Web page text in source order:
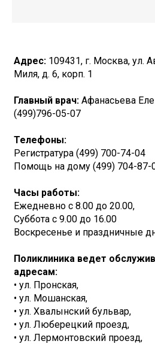
Адрес: 109431, г. Москва, ул.
Миля, д. 6, корп. 1
Главный врач: Афанасьева
(499)796-05-07
Телефоны:
Регистратура (499) 700-74-04
Помощь на дому (499) 704-87-
Часы работы:
Ежедневно с 8.00 до 20.00,
Суббота с 9.00 до 16.00
Воскресенье и праздничные
Поликлиника ведет
адресам:
• ул. Пронская,
• ул. Мошанская,
• ул. Хвалынский бульвар,
• ул. Люберецкий проезд,
• ул. Лермонтовский проезд,